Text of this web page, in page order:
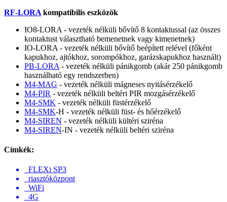
RF-LORA kompatibilis eszközök
IO8-LORA - vezeték nélküli bővítő 8 kontaktussal (az összes
kontaktust választható bemenetnek vagy kimenetnek)
IO-LORA - vezeték nélküli bővítő beépített relével (főként
kapukhoz, ajtókhoz, sorompókhoz, garázskapukhoz használt)
PB-LORA - vezeték nélküli pánikgomb (akár 250 pánikgomb
használható egy rendszerben)
M4-MAG - vezeték nélküli mágneses nyitásérzékelő
M4-PIR - vezeték nélküli beltéri PIR mozgásérzékelő
M4-SMK - vezeték nélküli füstérzékelő
M4-SMK-H - vezeték nélküli füst- és hőérzékelő
M4-SIREN - vezeték nélküli kültéri sziréna
M4-SIREN-IN - vezeték nélküli beltéri sziréna
Címkék:
FLEXi SP3
riasztóközpont
WiFi
4G